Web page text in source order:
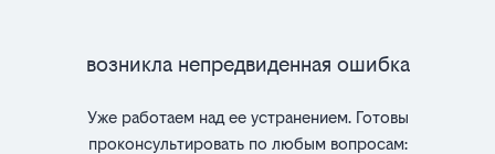
Возникла непредвиденная ошибка
Уже работаем над ее устранением. Готовы
проконсультировать по любым вопросам: